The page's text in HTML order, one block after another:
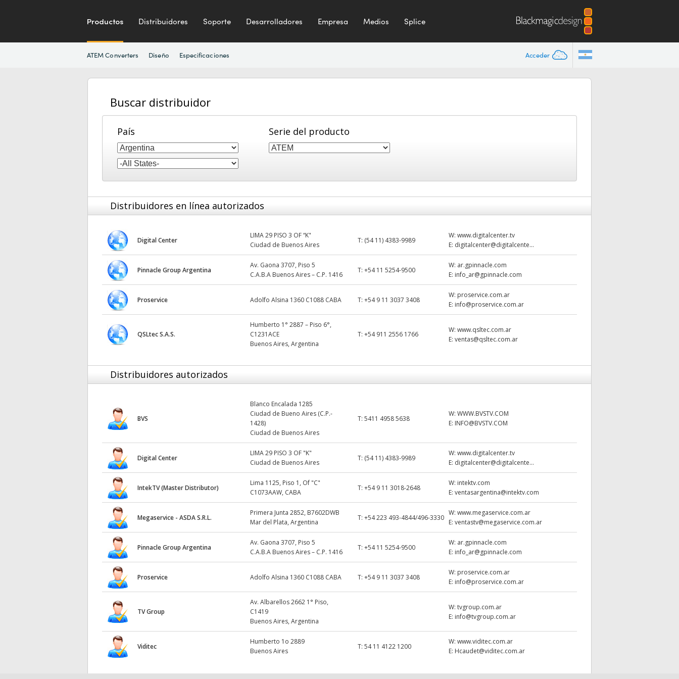
Productos Distribuidores Soporte Desarrolladores Empresa Medios Splice
Acceder
ATEM Converters Diseño Especificaciones
Buscar distribuidor
País Serie del producto
Distribuidores en línea autorizados
Digital Center
LIMA 29 PISO 3 OF “K"
Ciudad de Buenos Aires
T: (54 11) 4383-9989
W:www.digitalcenter.tv
E: digitalcenter@digitalcente...
Pinnacle Group Argentina
Av. Gaona 3707, Piso 5
C.A.B.A Buenos Aires – C.P. 1416
T:+54 11 5254-9500
W: ar.gpinnacle.com
E: info_ar@gpinnacle.com
Proservice Adolfo Alsina 1360 C1088 CABA T:+54 9 11 3037 3408
W: proservice.com.ar
E: info@proservice.com.ar
QSLtec S.A.S.
Humberto 1° 2887 – Piso 6°,
C1231ACE
Buenos Aires, Argentina
T:+54 911 2556 1766
W:www.qsltec.com.ar
E:ventas@qsltec.com.ar
Distribuidores autorizados
BVS
Blanco Encalada 1285
Ciudad de Bueno Aires (C.P.-
1428)
Ciudad de Buenos Aires
T:5411 4958 5638
W:WWW.BVSTV.COM
E: INFO@BVSTV.COM
Digital Center
LIMA 29 PISO 3 OF "K"
Ciudad de Buenos Aires
T: (54 11) 4383-9989
W:www.digitalcenter.tv
E: digitalcenter@digitalcente...
IntekTV (Master Distributor)
Lima 1125, Piso 1, Of "C"
C1073AAW, CABA
T:+54 9 11 3018-2648
W: intektv.com
E:ventasargentina@intektv.com
Megaservice - ASDA S.R.L.
Primera Junta 2852, B7602DWB
Mar del Plata, Argentina
T:+54 223 493-4844/496-3330
W:www.megaservice.com.ar
E:ventastv@megaservice.com.ar
Pinnacle Group Argentina
Av. Gaona 3707, Piso 5
C.A.B.A Buenos Aires – C.P. 1416
T:+54 11 5254-9500
W: ar.gpinnacle.com
E: info_ar@gpinnacle.com
Proservice Adolfo Alsina 1360 C1088 CABA T:+54 9 11 3037 3408
W: proservice.com.ar
E: info@proservice.com.ar
TV Group
Av. Albarellos 2662 1° Piso,
C1419
Buenos Aires, Argentina
W:tvgroup.com.ar
E: info@tvgroup.com.ar
Viditec
Humberto 1o 2889
Buenos Aires
T:54 11 4122 1200
W:www.viditec.com.ar
E: Hcaudet@viditec.com.ar